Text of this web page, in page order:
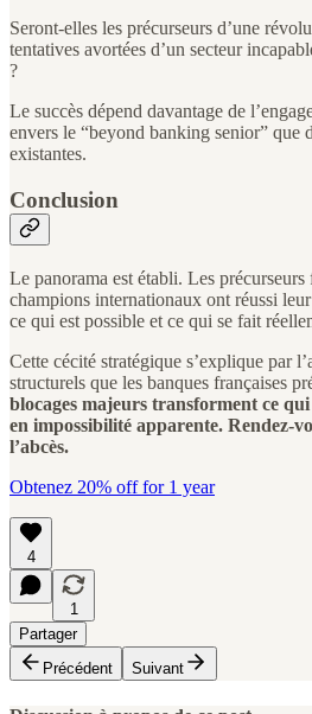
Seront-elles les précurseurs d’une
tentatives avortées d’un secteur
?
Le succès dépend davantage de
envers le “beyond banking senior” que
existantes.
Conclusion
Le panorama est établi. Les précurseurs
champions internationaux ont réussi
ce qui est possible et ce qui se fait
Cette cécité stratégique s’explique par
structurels que les banques françaises
blocages majeurs transforment ce
en impossibilité apparente. Rendez-
l’abcès.
Obtenez 20% off for 1 year
4
1
Partager
Précédent
Suivant